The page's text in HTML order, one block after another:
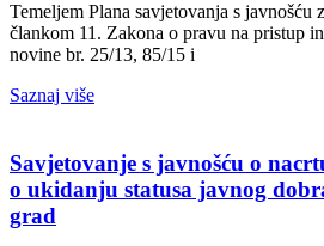
Temeljem Plana savjetovanja s javnošću
člankom 11. Zakona o pravu na pristup
novine br. 25/13, 85/15 i
Saznaj više
Savjetovanje s javnošću o
o ukidanju statusa javnog
grad